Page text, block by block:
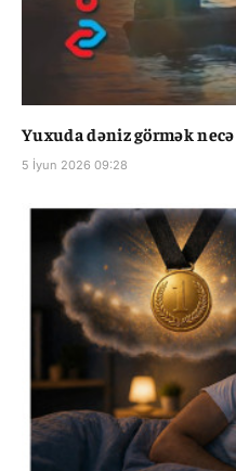
Yuxuda dəniz görmək
5 İyun 2026 09:28